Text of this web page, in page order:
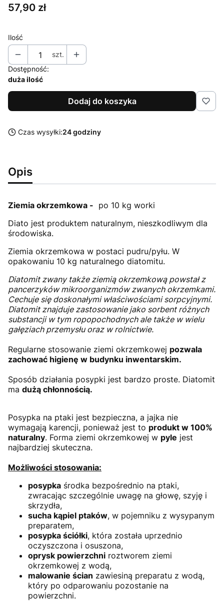
Cena
57,90 zł
Ilość
szt.
Dostępność:
duża ilość
Dodaj do koszyka
Czas wysyłki:24 godziny
Opis
Ziemia okrzemkowa - po 10 kg worki
Diato jest produktem naturalnym, nieszkodliwym dla
środowiska.
Ziemia okrzemkowa w postaci pudru/pyłu. W
opakowaniu 10 kg naturalnego diatomitu.
Diatomit zwany także ziemią okrzemkową powstał z
pancerzyków mikroorganizmów zwanych okrzemkami.
Cechuje się doskonałymi właściwościami sorpcyjnymi.
Diatomit znajduje zastosowanie jako sorbent różnych
substancji w tym ropopochodnych ale także w wielu
gałęziach przemysłu oraz w rolnictwie.
Regularne stosowanie ziemi okrzemkowej pozwala
zachować higienę w budynku inwentarskim.
Sposób działania posypki jest bardzo proste. Diatomit
ma dużą chłonnością.
Posypka na ptaki jest bezpieczna, a jajka nie
wymagają karencji, ponieważ jest to produkt w 100%
naturalny. Forma ziemi okrzemkowej w pyle jest
najbardziej skuteczna.
Możliwości stosowania:
posypka środka bezpośrednio na ptaki,
zwracając szczególnie uwagę na głowę, szyję i
skrzydła,
sucha kąpiel ptaków, w pojemniku z wysypanym
preparatem,
posypka ściółki, która została uprzednio
oczyszczona i osuszona,
oprysk powierzchni roztworem ziemi
okrzemkowej z wodą,
malowanie ścian zawiesiną preparatu z wodą,
który po odparowaniu pozostanie na
powierzchni.